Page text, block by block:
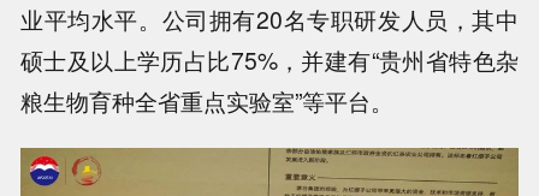
业平均水平。公司拥有20名专职研发人员，其中
硕士及以上学历占比75%，并建有“贵州省特色杂
粮生物育种全省重点实验室”等平台。